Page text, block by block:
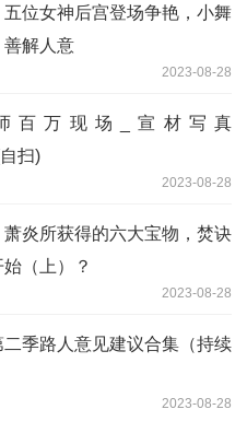
位女神后宫登场争艳，小舞
善解人意
2023-08-28
百万现场_宣材写真
扫)
2023-08-28
炎所获得的六大宝物，焚诀
（上）？
2023-08-28
二季路人意见建议合集（持续
2023-08-28